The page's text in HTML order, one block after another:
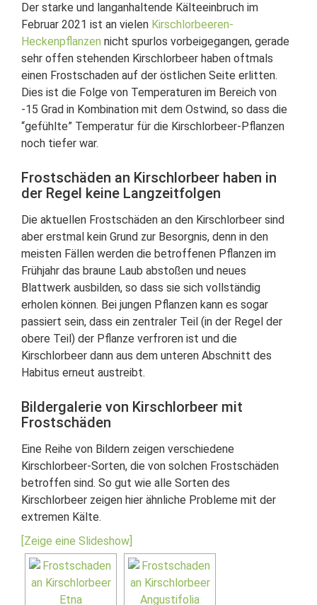
Der starke und langanhaltende Kälteeinbruch im
Februar 2021 ist an vielen Kirschlorbeeren-
Heckenpflanzen nicht spurlos vorbeigegangen, gerade
sehr offen stehenden Kirschlorbeer haben oftmals
einen Frostschaden auf der östlichen Seite erlitten.
Dies ist die Folge von Temperaturen im Bereich von
-15 Grad in Kombination mit dem Ostwind, so dass die
“gefühlte” Temperatur für die Kirschlorbeer-Pflanzen
noch tiefer war.
Frostschäden an Kirschlorbeer haben in
der Regel keine Langzeitfolgen
Die aktuellen Frostschäden an den Kirschlorbeer sind
aber erstmal kein Grund zur Besorgnis, denn in den
meisten Fällen werden die betroffenen Pflanzen im
Frühjahr das braune Laub abstoßen und neues
Blattwerk ausbilden, so dass sie sich vollständig
erholen können. Bei jungen Pflanzen kann es sogar
passiert sein, dass ein zentraler Teil (in der Regel der
obere Teil) der Pflanze verfroren ist und die
Kirschlorbeer dann aus dem unteren Abschnitt des
Habitus erneut austreibt.
Bildergalerie von Kirschlorbeer mit
Frostschäden
Eine Reihe von Bildern zeigen verschiedene
Kirschlorbeer-Sorten, die von solchen Frostschäden
betroffen sind. So gut wie alle Sorten des
Kirschlorbeer zeigen hier ähnliche Probleme mit der
extremen Kälte.
[Zeige eine Slideshow]